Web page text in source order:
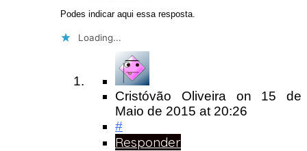
Podes indicar aqui essa resposta.
Loading...
Cristóvão Oliveira on 15 de
Maio de 2015 at 20:26
#
Responder